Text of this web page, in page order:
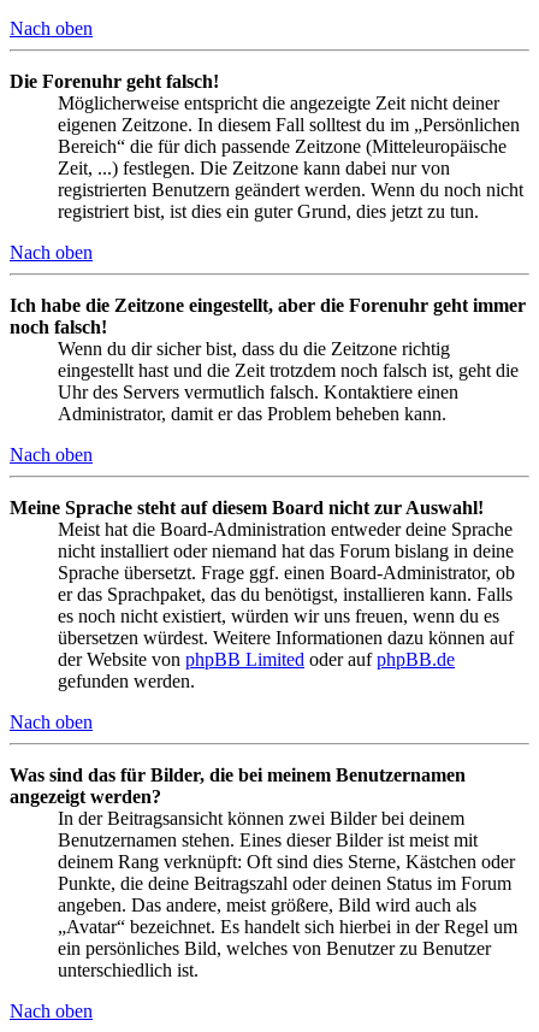
Nach oben
Die Forenuhr geht falsch!
Möglicherweise entspricht die angezeigte Zeit nicht deiner
eigenen Zeitzone. In diesem Fall solltest du im „Persönlichen
Bereich“ die für dich passende Zeitzone (Mitteleuropäische
Zeit, ...) festlegen. Die Zeitzone kann dabei nur von
registrierten Benutzern geändert werden. Wenn du noch nicht
registriert bist, ist dies ein guter Grund, dies jetzt zu tun.
Nach oben
Ich habe die Zeitzone eingestellt, aber die Forenuhr geht immer
noch falsch!
Wenn du dir sicher bist, dass du die Zeitzone richtig
eingestellt hast und die Zeit trotzdem noch falsch ist, geht die
Uhr des Servers vermutlich falsch. Kontaktiere einen
Administrator, damit er das Problem beheben kann.
Nach oben
Meine Sprache steht auf diesem Board nicht zur Auswahl!
Meist hat die Board-Administration entweder deine Sprache
nicht installiert oder niemand hat das Forum bislang in deine
Sprache übersetzt. Frage ggf. einen Board-Administrator, ob
er das Sprachpaket, das du benötigst, installieren kann. Falls
es noch nicht existiert, würden wir uns freuen, wenn du es
übersetzen würdest. Weitere Informationen dazu können auf
der Website von phpBB Limited oder aufphpBB.de
gefunden werden.
Nach oben
Was sind das für Bilder, die bei meinem Benutzernamen
angezeigt werden?
In der Beitragsansicht können zwei Bilder bei deinem
Benutzernamen stehen. Eines dieser Bilder ist meist mit
deinem Rang verknüpft: Oft sind dies Sterne, Kästchen oder
Punkte, die deine Beitragszahl oder deinen Status im Forum
angeben. Das andere, meist größere, Bild wird auch als
„Avatar“ bezeichnet. Es handelt sich hierbei in der Regel um
ein persönliches Bild, welches von Benutzer zu Benutzer
unterschiedlich ist.
Nach oben